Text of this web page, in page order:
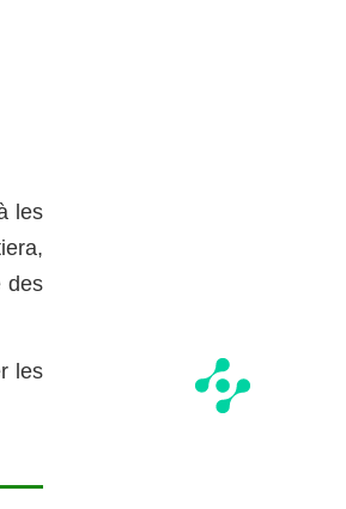
les
des
les